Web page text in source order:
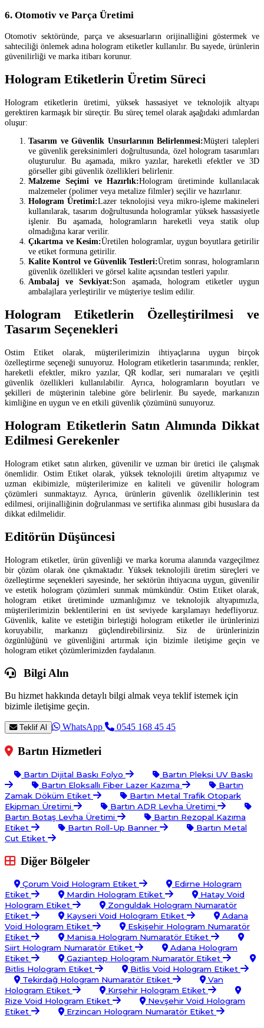
6. Otomotiv ve Parça Üretimi
Otomotiv sektöründe, parça ve aksesuarların orijinalliğini göstermek ve
sahteciliği önlemek adına hologram etiketler kullanılır. Bu sayede, ürünlerin
güvenilirliği ve marka itibarı korunur.
Hologram Etiketlerin Üretim Süreci
Hologram etiketlerin üretimi, yüksek hassasiyet ve teknolojik altyapı
gerektiren karmaşık bir süreçtir. Bu süreç temel olarak aşağıdaki adımlardan
oluşur:
Tasarım ve Güvenlik Unsurlarının Belirlenmesi:Müşteri talepleri
ve güvenlik gereksinimleri doğrultusunda, özel hologram tasarımları
oluşturulur. Bu aşamada, mikro yazılar, hareketli efektler ve 3D
görseller gibi güvenlik özellikleri belirlenir.
Malzeme Seçimi ve Hazırlık:Hologram üretiminde kullanılacak
malzemeler (polimer veya metalize filmler) seçilir ve hazırlanır.
Hologram Üretimi:Lazer teknolojisi veya mikro-işleme makineleri
kullanılarak, tasarım doğrultusunda hologramlar yüksek hassasiyetle
işlenir. Bu aşamada, hologramların hareketli veya statik olup
olmadığına karar verilir.
Çıkartma ve Kesim:Üretilen hologramlar, uygun boyutlara getirilir
ve etiket formuna getirilir.
Kalite Kontrol ve Güvenlik Testleri:Üretim sonrası, hologramların
güvenlik özellikleri ve görsel kalite açısından testleri yapılır.
Ambalaj ve Sevkiyat:Son aşamada, hologram etiketler uygun
ambalajlara yerleştirilir ve müşteriye teslim edilir.
Hologram Etiketlerin Özelleştirilmesi ve
Tasarım Seçenekleri
Ostim Etiket olarak, müşterilerimizin ihtiyaçlarına uygun birçok
özelleştirme seçeneği sunuyoruz. Hologram etiketlerin tasarımında; renkler,
hareketli efektler, mikro yazılar, QR kodlar, seri numaraları ve çeşitli
güvenlik özellikleri kullanılabilir. Ayrıca, hologramların boyutları ve
şekilleri de müşterinin talebine göre belirlenir. Bu sayede, markanızın
kimliğine en uygun ve en etkili güvenlik çözümünü sunuyoruz.
Hologram Etiketlerin Satın Alımında Dikkat
Edilmesi Gerekenler
Hologram etiket satın alırken, güvenilir ve uzman bir üretici ile çalışmak
önemlidir. Ostim Etiket olarak, yüksek teknolojili üretim altyapımız ve
uzman ekibimizle, müşterilerimize en kaliteli ve güvenilir hologram
çözümleri sunmaktayız. Ayrıca, ürünlerin güvenlik özelliklerinin test
edilmesi, orijinalliğinin doğrulanması ve sertifika alınması gibi hususlara da
dikkat edilmelidir.
Editörün Düşüncesi
Hologram etiketler, ürün güvenliği ve marka koruma alanında vazgeçilmez
bir çözüm olarak öne çıkmaktadır. Yüksek teknolojili üretim süreçleri ve
özelleştirme seçenekleri sayesinde, her sektörün ihtiyacına uygun, güvenilir
ve estetik hologram çözümleri sunmak mümkündür. Ostim Etiket olarak,
hologram etiket üretiminde uzmanlığımız ve teknolojik altyapımızla,
müşterilerimizin beklentilerini en üst seviyede karşılamayı hedefliyoruz.
Güvenlik, kalite ve estetiğin birleştiği hologram etiketler ile ürünlerinizi
koruyabilir, markanızı güçlendirebilirsiniz. Siz de ürünlerinizin
özgünlüğünü ve güvenliğini artırmak için bizimle iletişime geçin ve
hologram etiket çözümlerimizden faydalanın.
Bilgi Alın
Bu hizmet hakkında detaylı bilgi almak veya teklif istemek için
bizimle iletişime geçin.
Teklif Al WhatsApp 0545 168 45 45
Bartın Hizmetleri
Bartın Dijital Baskı Folyo
Bartın Pleksi UV Baskı
Bartın Eloksallı Fiber Lazer Kazıma
Bartın
Zamak Döküm Etiket
Bartın Metal Trafik Otopark
Ekipman Üretimi
Bartın ADR Levha Üretimi
Bartın Botaş Levha Üretimi
Bartın Rezopal Kazıma
Etiket
Bartın Roll-Up Banner
Bartın Metal
Cut Etiket
Diğer Bölgeler
Çorum Void Hologram Etiket
Edirne Hologram
Etiket
Mardin Hologram Etiket
Hatay Void
Hologram Etiket
Zonguldak Hologram Numaratör
Etiket
Kayseri Void Hologram Etiket
Adana
Void Hologram Etiket
Eskişehir Hologram Numaratör
Etiket
Manisa Hologram Numaratör Etiket
Siirt Hologram Numaratör Etiket
Adana Hologram
Etiket
Gaziantep Hologram Numaratör Etiket
Bitlis Hologram Etiket
Bitlis Void Hologram Etiket
Tekirdağ Hologram Numaratör Etiket
Van
Hologram Etiket
Kırşehir Hologram Etiket
Rize Void Hologram Etiket
Nevşehir Void Hologram
Etiket
Erzincan Hologram Numaratör Etiket